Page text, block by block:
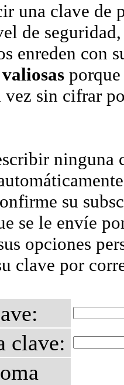
una clave de
de
enreden con
vez sin cifrar
ninguna
su
se le envíe
opciones
clave por
clave: